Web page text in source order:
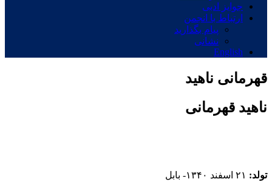
جوایز ادبی
ارتباط با انجمن
پیام بگذارید
نشانی
English
قهرمانی ناهید
ناهید قهرمانى
تولد: